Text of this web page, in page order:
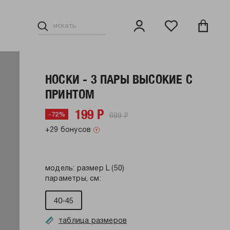
НОСКИ - 3 ПАРЫ ВЫСОКИЕ С
ПРИНТОМ
-72% 199 Р 699 Р
+29 бонусов
модель: размер L (50)
параметры, см:
40-45
таблица размеров